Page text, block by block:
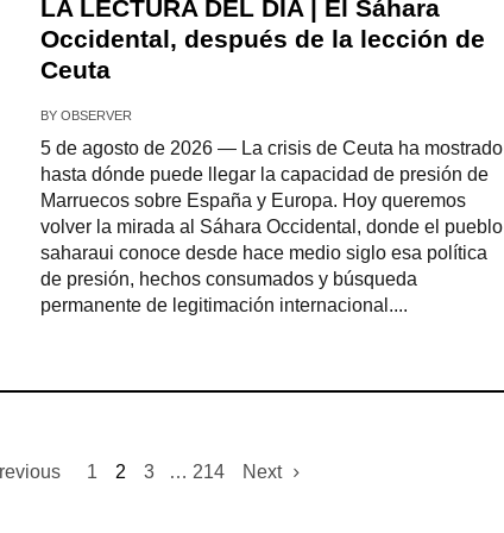
LA LECTURA DEL DÍA | El Sáhara
Occidental, después de la lección de
Ceuta
BY OBSERVER
5 de agosto de 2026 — La crisis de Ceuta ha mostrado
hasta dónde puede llegar la capacidad de presión de
Marruecos sobre España y Europa. Hoy queremos
volver la mirada al Sáhara Occidental, donde el pueblo
saharaui conoce desde hace medio siglo esa política
de presión, hechos consumados y búsqueda
permanente de legitimación internacional....
1 2 3 … 214 Next